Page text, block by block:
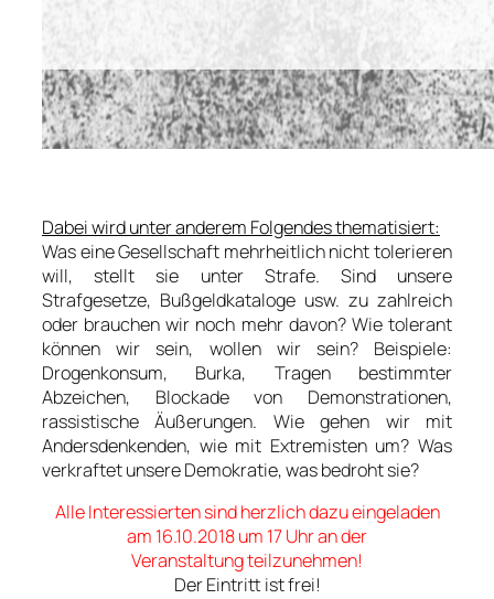
Dabei wird unter anderem Folgendes thematisiert:
Was eine Gesellschaft mehrheitlich nicht tolerieren
will, stellt sie unter Strafe. Sind unsere
Strafgesetze, Bußgeldkataloge usw. zu zahlreich
oder brauchen wir noch mehr davon? Wie tolerant
können wir sein, wollen wir sein? Beispiele:
Drogenkonsum, Burka, Tragen bestimmter
Abzeichen, Blockade von Demonstrationen,
rassistische Äußerungen. Wie gehen wir mit
Andersdenkenden, wie mit Extremisten um? Was
verkraftet unsere Demokratie, was bedroht sie?
Alle Interessierten sind herzlich dazu eingeladen
am 16.10.2018 um 17 Uhr an der
Veranstaltung teilzunehmen!
Der Eintritt ist frei!